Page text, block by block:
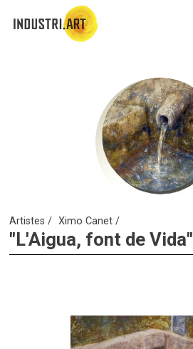
Artistes Ximo Canet
"L'Aigua, font de Vida"